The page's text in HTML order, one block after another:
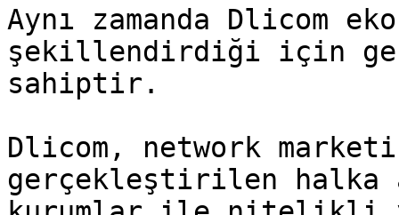
Aynı zamanda Dlicom
şekillendirdiği için
sahiptir.
Dlicom, network
gerçekleştirilen halka